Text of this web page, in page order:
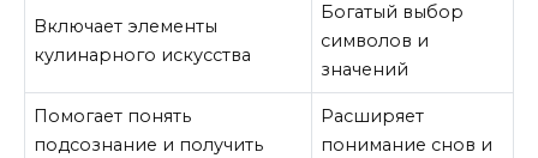
Включает элементы
кулинарного искусства
Богатый выбор
символов и
значений
Помогает понять
подсознание и получить
Расширяет
понимание снов и